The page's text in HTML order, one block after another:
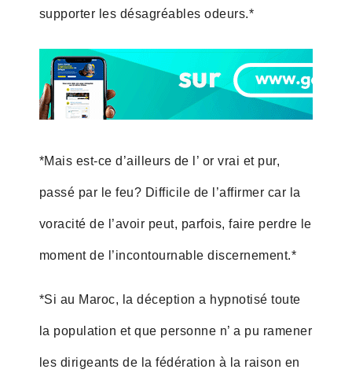
supporter les désagréables odeurs.*
*Mais est-ce d’ailleurs de l’ or vrai et pur,
passé par le feu? Difficile de l’affirmer car la
voracité de l’avoir peut, parfois, faire perdre le
moment de l’incontournable discernement.*
*Si au Maroc, la déception a hypnotisé toute
la population et que personne n’ a pu ramener
les dirigeants de la fédération à la raison en